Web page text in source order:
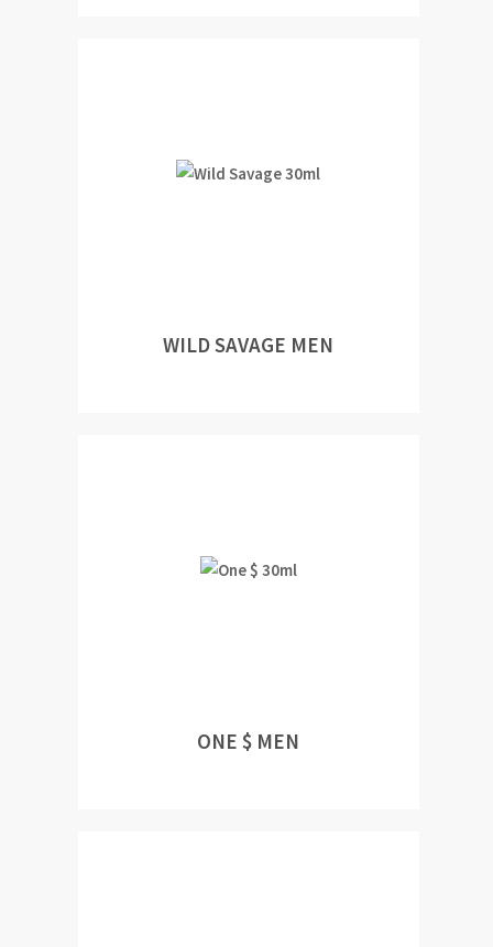
WILD SAVAGE MEN
ONE $ MEN